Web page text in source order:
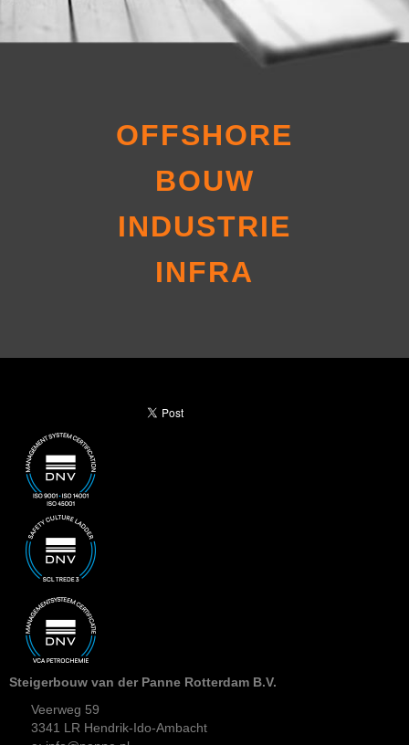
OFFSHORE
BOUW
INDUSTRIE
INFRA
Steigerbouw van der Panne Rotterdam B.V.
Veerweg 59
3341 LR Hendrik-Ido-Ambacht